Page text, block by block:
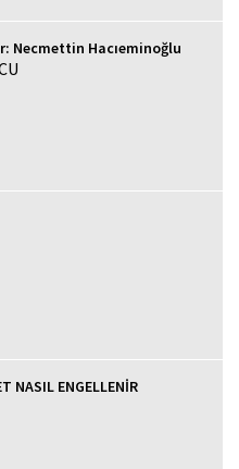
Necmettin Hacıeminoğlu
NASIL ENGELLENİR